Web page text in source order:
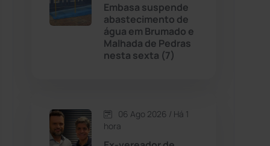
Chapada Diamantina (430)
Cordeiros
Embasa suspende
abastecimento de
água em Brumado e
Malhada de Pedras
nesta sexta (7)
06 Ago 2026 / Há 1
hora